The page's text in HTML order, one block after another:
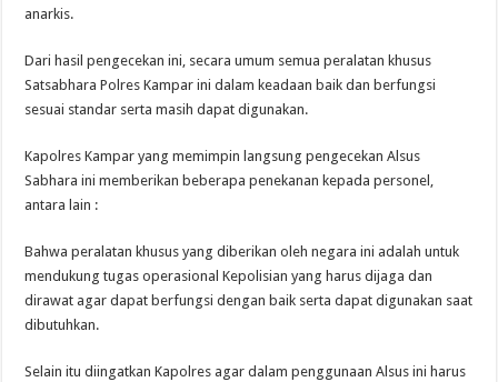
anarkis.
Dari hasil pengecekan ini, secara umum semua peralatan khusus
Satsabhara Polres Kampar ini dalam keadaan baik dan berfungsi
sesuai standar serta masih dapat digunakan.
Kapolres Kampar yang memimpin langsung pengecekan Alsus
Sabhara ini memberikan beberapa penekanan kepada personel,
antara lain :
Bahwa peralatan khusus yang diberikan oleh negara ini adalah untuk
mendukung tugas operasional Kepolisian yang harus dijaga dan
dirawat agar dapat berfungsi dengan baik serta dapat digunakan saat
dibutuhkan.
Selain itu diingatkan Kapolres agar dalam penggunaan Alsus ini harus